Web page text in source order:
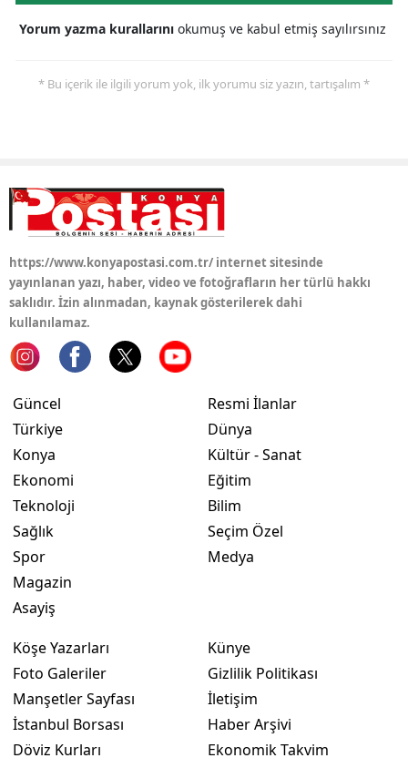
Bayburt
Bartın
Ardahan
Kilis
Düzce
Yorum yazma kurallarını okumuş ve kabul etmiş sayılırsınız
* Bu içerik ile ilgili yorum yok, ilk yorumu siz yazın, tartışalım *
https://www.konyapostasi.com.tr/ internet sitesinde
yayınlanan yazı, haber, video ve fotoğrafların her türlü hakkı
saklıdır. İzin alınmadan, kaynak gösterilerek dahi
kullanılamaz.
Güncel
Türkiye
Konya
Ekonomi
Teknoloji
Sağlık
Spor
Magazin
Asayiş
Resmi İlanlar
Dünya
Kültür - Sanat
Eğitim
Bilim
Seçim Özel
Medya
Köşe Yazarları
Foto Galeriler
Manşetler Sayfası
İstanbul Borsası
Döviz Kurları
Künye
Gizlilik Politikası
İletişim
Haber Arşivi
Ekonomik Takvim